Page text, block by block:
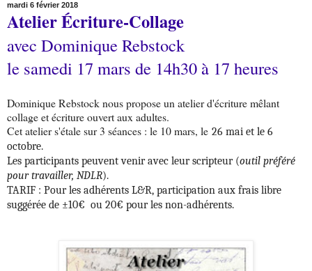
mardi 6 février 2018
Atelier Écriture-Collage
avec Dominique Rebstock
le samedi 17 mars de 14h30 à 17 heures
Dominique Rebstock nous propose un atelier d'écriture mêlant
collage et écriture ouvert aux adultes.
Cet atelier s'étale sur 3 séances : le 10 mars, le 26 mai et le 6
octobre.
Les participants peuvent venir avec leur scripteur (outil préféré
pour travailler, NDLR).
TARIF : Pour les adhérents L&R, participation aux frais libre
suggérée de ±10€ ou 20€ pour les non-adhérents.